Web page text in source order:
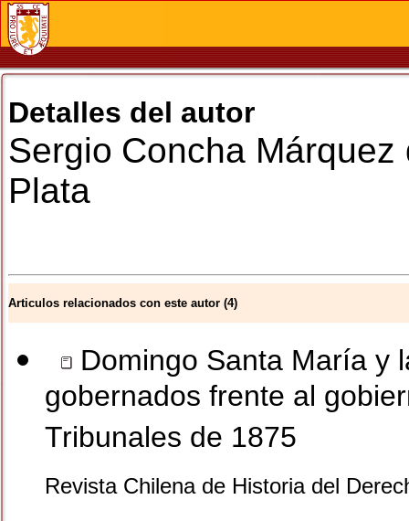
Detalles del autor
Sergio Concha Márquez
Plata
Articulos relacionados con este autor (4)
Domingo Santa María y
gobernados frente al
Tribunales de 1875
Revista Chilena de Historia del